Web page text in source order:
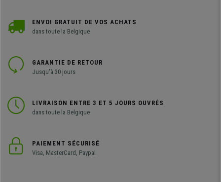
ENVOI GRATUIT DE VOS ACHATS
dans toute la Belgique
GARANTIE DE RETOUR
Jusqu'à 30 jours
LIVRAISON ENTRE 3 ET 5 JOURS OUVRÉS
dans toute la Belgique
PAIEMENT SÉCURISÉ
Visa, MasterCard, Paypal